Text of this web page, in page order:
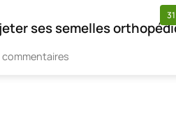
ses semelles
commentaires